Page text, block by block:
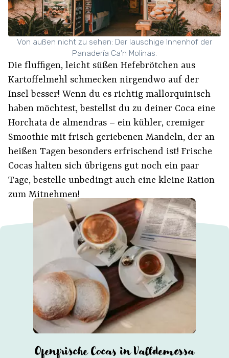
Von außen nicht zu sehen: Der lauschige Innenhof der
Panadería Ca’n Molinas.
Die fluffigen, leicht süßen Hefebrötchen aus
Kartoffelmehl schmecken nirgendwo auf der
Insel besser! Wenn du es richtig mallorquinisch
haben möchtest, bestellst du zu deiner Coca eine
Horchata de almendras – ein kühler, cremiger
Smoothie mit frisch geriebenen Mandeln, der an
heißen Tagen besonders erfrischend ist! Frische
Cocas halten sich übrigens gut noch ein paar
Tage, bestelle unbedingt auch eine kleine Ration
zum Mitnehmen!
Ofenfrische Cocas in Valldemossa